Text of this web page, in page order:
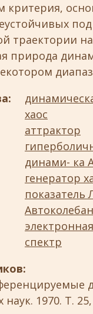
критерия,
траектории
природа
хаос
аттрактор
динами- ка
генератор
показатель
спектр
наук. 1970. Т.